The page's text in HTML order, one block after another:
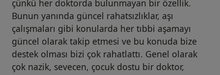
çünkü her doktorda bulunmayan bir özellik.
Bunun yanında güncel rahatsızlıklar, aşı
çalışmaları gibi konularda her tıbbi aşamayı
güncel olarak takip etmesi ve bu konuda bize
destek olması bizi çok rahatlattı. Genel olarak
çok nazik, sevecen, çocuk dostu bir doktor,